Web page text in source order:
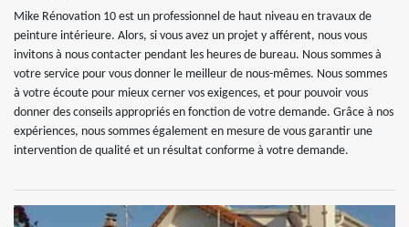
Mike Rénovation 10 est un professionnel de haut niveau en travaux de
peinture intérieure. Alors, si vous avez un projet y afférent, nous vous
invitons à nous contacter pendant les heures de bureau. Nous sommes à
votre service pour vous donner le meilleur de nous-mêmes. Nous sommes
à votre écoute pour mieux cerner vos exigences, et pour pouvoir vous
donner des conseils appropriés en fonction de votre demande. Grâce à nos
expériences, nous sommes également en mesure de vous garantir une
intervention de qualité et un résultat conforme à votre demande.